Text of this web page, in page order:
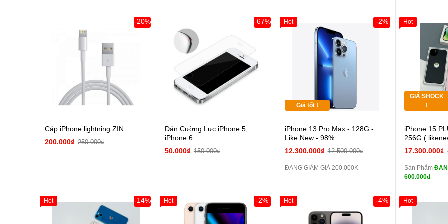
Pin dự phòng và
các Phụ Kiện Khác
các Phụ Kiện
Cáp iPhone lightning ZIN
200.000₫ 250.000₫
-20%
Dán Cường Lực iPhone 5,
iPhone 6
50.000₫ 150.000₫
-67%
Giá tốt !
iPhone 13 Pro Max - 128G -
Like New - 98%
12.300.000₫ 12.500.000₫
-2%
ĐANG GIẢM GIÁ 200.000K
Hot
GIÁ SHOCK
!
Giảm
Tặng
màn
iPhone 15
256G (
17.300.000₫
Sản Phẩm
600.000đ
Hot
Giảm 100.000đ
Khách Hàng
-14%
Hot
Giảm 100.000đ
Khách Hàng
Thân Thiết
-2%
Hot -4%
Hot
Giảm
Hot